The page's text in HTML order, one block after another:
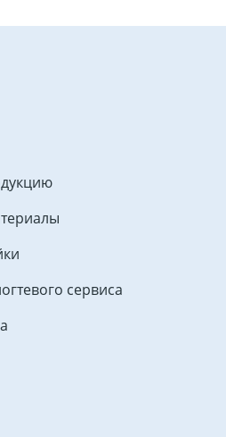
сервиса